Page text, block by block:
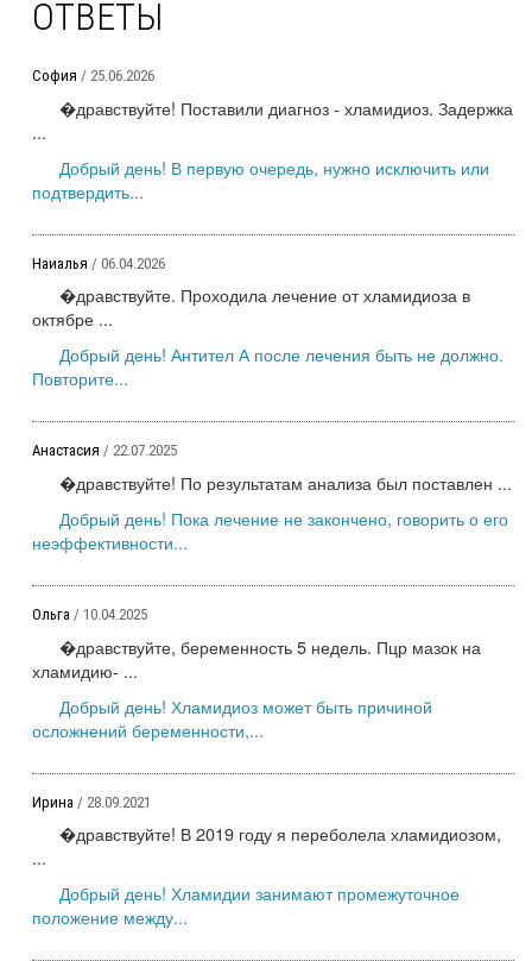
ОТВЕТЫ
София / 25.06.2026
�дравствуйте! Поставили диагноз - хламидиоз. Задержка
...
Добрый день! В первую очередь, нужно исключить или
подтвердить...
Наиалья / 06.04.2026
�дравствуйте. Проходила лечение от хламидиоза в
октябре ...
Добрый день! Антител А после лечения быть не должно.
Повторите...
Анастасия / 22.07.2025
�дравствуйте! По результатам анализа был поставлен ...
Добрый день! Пока лечение не закончено, говорить о его
неэффективности...
Ольга / 10.04.2025
�дравствуйте, беременность 5 недель. Пцр мазок на
хламидию- ...
Добрый день! Хламидиоз может быть причиной
осложнений беременности,...
Ирина / 28.09.2021
�дравствуйте! В 2019 году я переболела хламидиозом,
...
Добрый день! Хламидии занимают промежуточное
положение между...